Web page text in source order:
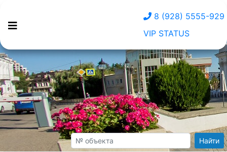
8 (928) 5555-929
VIP STATUS
Найти